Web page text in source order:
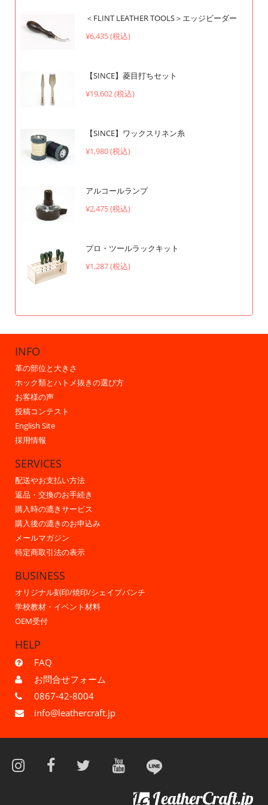
＜FLINT LEATHER TOOLS＞エッジビーダー
¥6,435 (税込)
【SINCE】菱目打ちセット
¥19,602 (税込)
【SINCE】ワックスリネン糸
¥1,980 (税込)
アルコールランプ
¥2,475 (税込)
プロ・ツールラックキット
¥1,287 (税込)
INFO
革の部位と大きさ
ホック類とハトメ抜きの選び方
お客様の声
投稿コンテスト
English Site
採用情報
SERVICES
配送やお支払い方法
返品・交換のお手続き
購入時の漉きサービス
購入後の漉きのお申込み
メールマガジン
特定商取引法の表示
BUSINESS
オリジナル刻印/焼印/シェイプパンチ
学校教材・イベント材料
OEM受付
HELP
FAQ
お問合せフォーム
0867-42-8004
info@leathercraft.jp